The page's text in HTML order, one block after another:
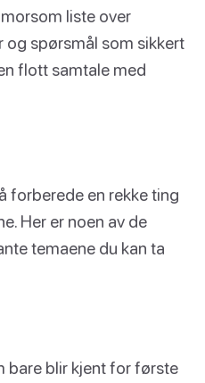
liste over
spørsmål som sikkert
flott samtale med
forberede en rekke ting
Her er noen av de
temaene du kan ta
bare blir kjent for første